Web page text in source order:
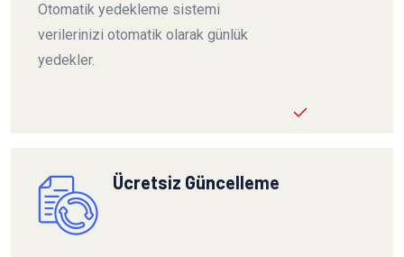
Otomatik yedekleme sistemi
verilerinizi otomatik olarak günlük
yedekler.
Ücretsiz Güncelleme